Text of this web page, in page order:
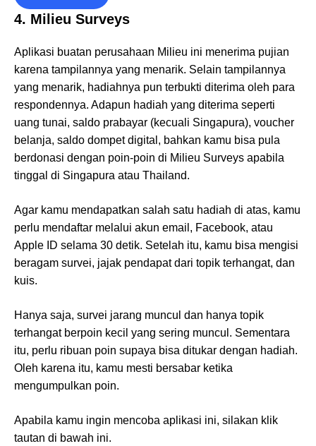
4. Milieu Surveys
Aplikasi buatan perusahaan Milieu ini menerima pujian
karena tampilannya yang menarik. Selain tampilannya
yang menarik, hadiahnya pun terbukti diterima oleh para
respondennya. Adapun hadiah yang diterima seperti
uang tunai, saldo prabayar (kecuali Singapura), voucher
belanja, saldo dompet digital, bahkan kamu bisa pula
berdonasi dengan poin-poin di Milieu Surveys apabila
tinggal di Singapura atau Thailand.
Agar kamu mendapatkan salah satu hadiah di atas, kamu
perlu mendaftar melalui akun email, Facebook, atau
Apple ID selama 30 detik. Setelah itu, kamu bisa mengisi
beragam survei, jajak pendapat dari topik terhangat, dan
kuis.
Hanya saja, survei jarang muncul dan hanya topik
terhangat berpoin kecil yang sering muncul. Sementara
itu, perlu ribuan poin supaya bisa ditukar dengan hadiah.
Oleh karena itu, kamu mesti bersabar ketika
mengumpulkan poin.
Apabila kamu ingin mencoba aplikasi ini, silakan klik
tautan di bawah ini.